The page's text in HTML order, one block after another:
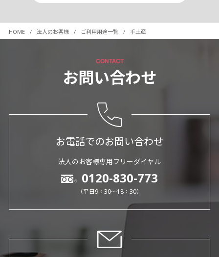
HOME 法人のお客様 ご利用用途一覧 手土産
CONTACT
お問い合わせ
お電話でのお問い合わせ
法人のお客様専用フリーダイヤル
0120-830-773
（平日9：30～18：30）